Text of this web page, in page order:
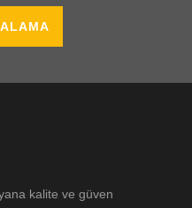
kalite ve güven